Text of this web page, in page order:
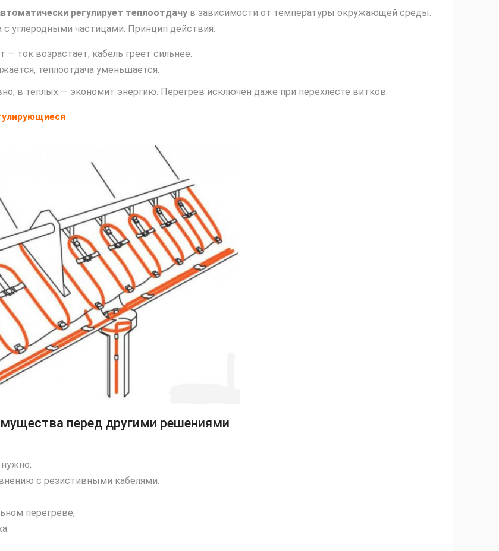
регулирует теплоотдачу в зависимости от температуры окружающей среды.
углеродными частицами. Принцип действия:
ток возрастает, кабель греет сильнее.
теплоотдача уменьшается.
в тёплых — экономит энергию. Перегрев исключён даже при перехлёсте витков.
перед другими решениями
с резистивными кабелями.
перегреве;